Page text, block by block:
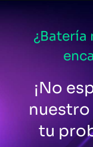
¿Batería
¡No
tu